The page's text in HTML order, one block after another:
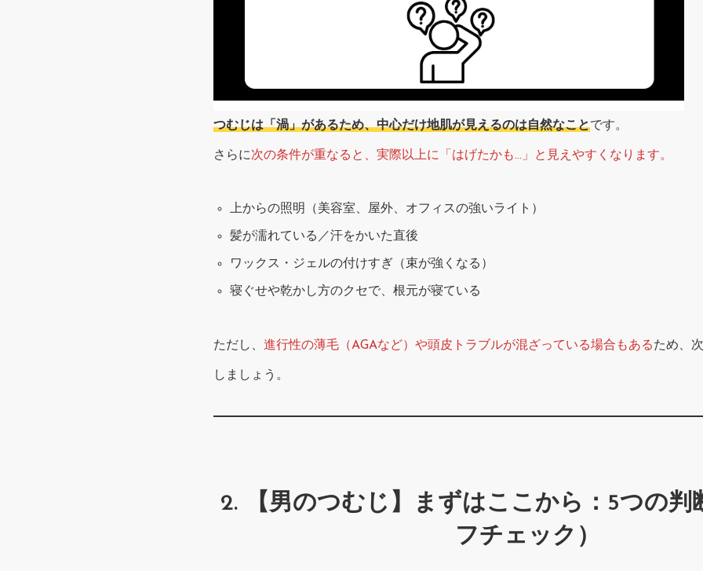
つむじは「渦」があるため、中心だけ地肌が見えるのは自然なことです。
さらに次の条件が重なると、実際以上に「はげたかも…」と見えやすくなります。
上からの照明（美容室、屋外、オフィスの強いライト）
髪が濡れている／汗をかいた直後
ワックス・ジェルの付けすぎ（束が強くなる）
寝ぐせや乾かし方のクセで、根元が寝ている
ただし、 進行性の薄毛（AGAなど）や頭皮トラブルが混ざっている場合もあるため、
しましょう。
2. 【男のつむじ】まずはここから：5つの判
フチェック）